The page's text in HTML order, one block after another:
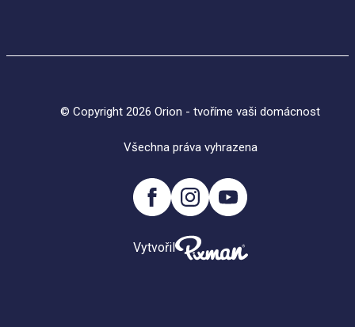
© Copyright 2026 Orion - tvoříme vaši domácnost
Všechna práva vyhrazena
Vytvořil